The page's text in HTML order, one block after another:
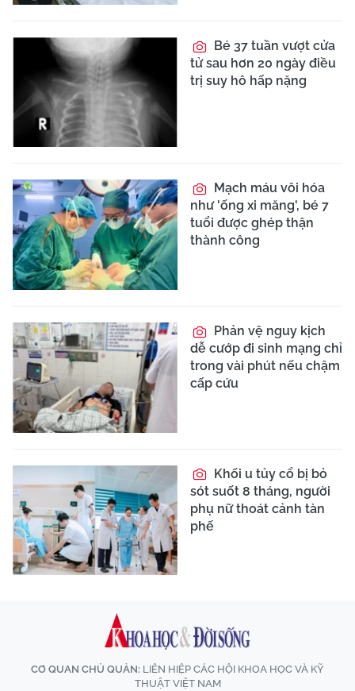
Bé 37 tuần vượt cửa
tử sau hơn 20 ngày điều
trị suy hô hấp nặng
Mạch máu vôi hóa
như 'ống xi măng', bé 7
tuổi được ghép thận
thành công
Phản vệ nguy kịch
dễ cướp đi sinh mạng chỉ
trong vài phút nếu chậm
cấp cứu
Khối u tủy cổ bị bỏ
sót suốt 8 tháng, người
phụ nữ thoát cảnh tàn
phế
CƠ QUAN CHỦ QUẢN: LIÊN HIỆP CÁC HỘI KHOA HỌC VÀ KỸ
THUẬT VIỆT NAM